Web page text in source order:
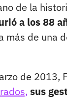
de la
a los 88
más de una
de 2013,
sus